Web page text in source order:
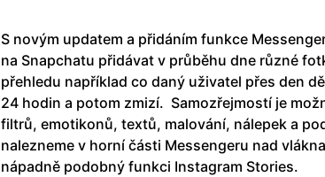
S novým updatem a přidáním funkce
na Snapchatu přidávat v průběhu dne různé
přehledu například co daný uživatel přes den
24 hodin a potom zmizí. Samozřejmostí je
filtrů, emotikonů, textů, malování, nálepek a
nalezneme v horní části Messengeru nad
nápadně podobný funkci Instagram Stories.